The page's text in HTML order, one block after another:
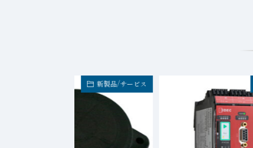
新製品/サービス